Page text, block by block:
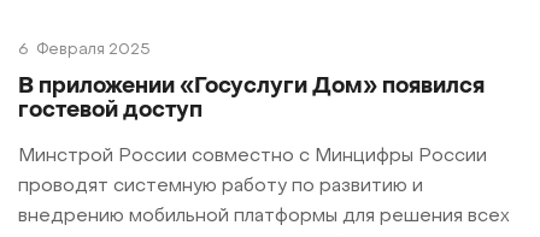
6 Февраля 2025
В приложении «Госуслуги Дом» появился
гостевой доступ
Минстрой России совместно с Минцифры России
проводят системную работу по развитию и
внедрению мобильной платформы для решения всех